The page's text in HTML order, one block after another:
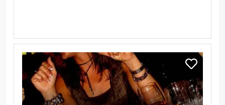
Bekijk
&
Floating
Floating
Dinner